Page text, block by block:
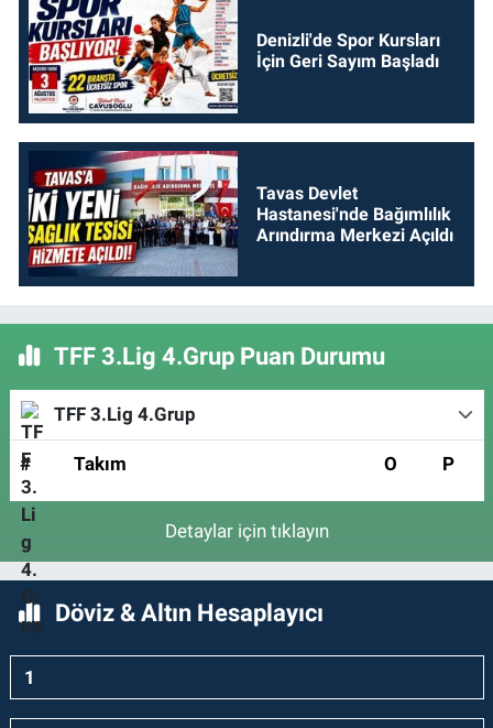
Denizli'de Spor Kursları
İçin Geri Sayım Başladı
Tavas Devlet
Hastanesi'nde Bağımlılık
Arındırma Merkezi Açıldı
TFF 3.Lig 4.Grup Puan Durumu
TFF 3.Lig 4.Grup
# Takım O P
Detaylar için tıklayın
Döviz & Altın Hesaplayıcı